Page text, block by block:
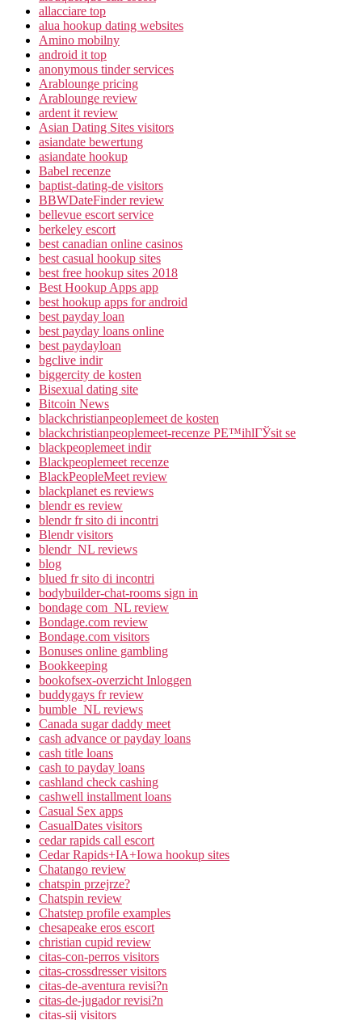
allacciare top
alua hookup dating websites
Amino mobilny
android it top
anonymous tinder services
Arablounge pricing
Arablounge review
ardent it review
Asian Dating Sites visitors
asiandate bewertung
asiandate hookup
Babel recenze
baptist-dating-de visitors
BBWDateFinder review
bellevue escort service
berkeley escort
best canadian online casinos
best casual hookup sites
best free hookup sites 2018
Best Hookup Apps app
best hookup apps for android
best payday loan
best payday loans online
best paydayloan
bgclive indir
biggercity de kosten
Bisexual dating site
Bitcoin News
blackchristianpeoplemeet de kosten
blackchristianpeoplemeet-recenze PЕ™ihlГЎsit se
blackpeoplemeet indir
Blackpeoplemeet recenze
BlackPeopleMeet review
blackplanet es reviews
blendr es review
blendr fr sito di incontri
Blendr visitors
blendr_NL reviews
blog
blued fr sito di incontri
bodybuilder-chat-rooms sign in
bondage com_NL review
Bondage.com review
Bondage.com visitors
Bonuses online gambling
Bookkeeping
bookofsex-overzicht Inloggen
buddygays fr review
bumble_NL reviews
Canada sugar daddy meet
cash advance or payday loans
cash title loans
cash to payday loans
cashland check cashing
cashwell installment loans
Casual Sex apps
CasualDates visitors
cedar rapids call escort
Cedar Rapids+IA+Iowa hookup sites
Chatango review
chatspin przejrze?
Chatspin review
Chatstep profile examples
chesapeake eros escort
christian cupid review
citas-con-perros visitors
citas-crossdresser visitors
citas-de-aventura revisi?n
citas-de-jugador revisi?n
citas-sij visitors